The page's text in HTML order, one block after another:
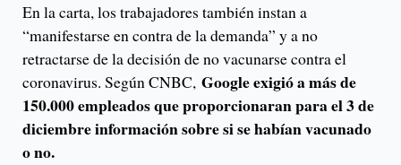
En la carta, los trabajadores también instan a
“manifestarse en contra de la demanda” y a no
retractarse de la decisión de no vacunarse contra el
coronavirus. Según CNBC, Google exigió a más de
150.000 empleados que proporcionaran para el 3 de
diciembre información sobre si se habían vacunado
o no.